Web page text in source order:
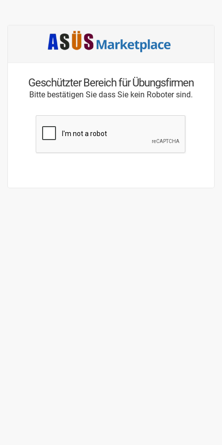
Geschützter Bereich für Übungsfirmen
Bitte bestätigen Sie dass Sie kein Roboter sind.